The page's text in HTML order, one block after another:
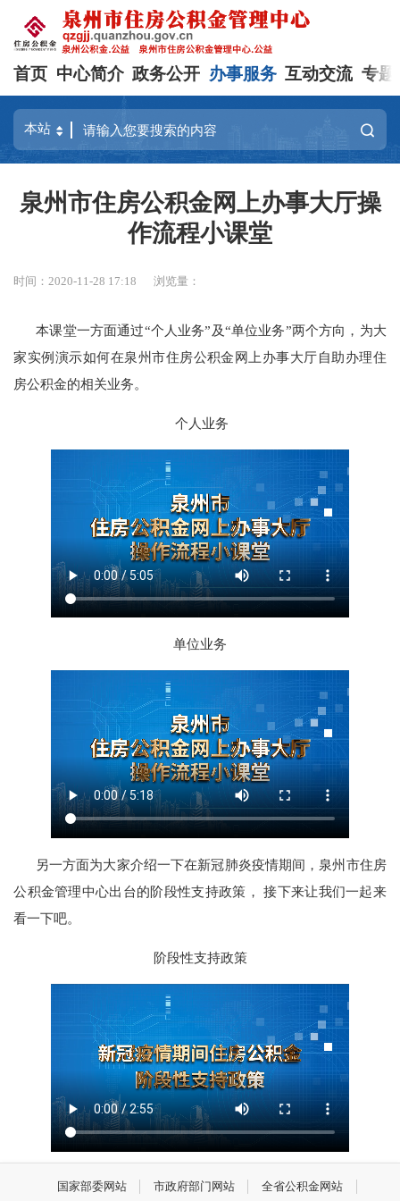
首页 中心简介 政务公开 办事服务 互动交流 专题
泉州市住房公积金网上办事大厅操
作流程小课堂
时间：2020-11-28 17:18 浏览量：
本课堂一方面通过“个人业务”及“单位业务”两个方向，为大
家实例演示如何在泉州市住房公积金网上办事大厅自助办理住
房公积金的相关业务。
个人业务
单位业务
另一方面为大家介绍一下在新冠肺炎疫情期间，泉州市住房
公积金管理中心出台的阶段性支持政策， 接下来让我们一起来
看一下吧。
阶段性支持政策
国家部委网站 市政府部门网站 全省公积金网站